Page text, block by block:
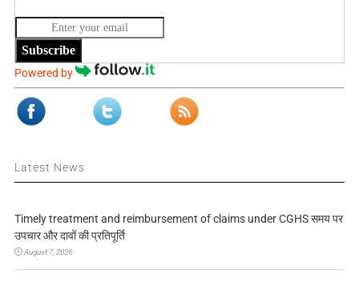
Subscribe
Powered by
Latest News
Timely treatment and reimbursement of claims under CGHS समय पर
उपचार और दावों की प्रतिपूर्ति
August 7, 2026